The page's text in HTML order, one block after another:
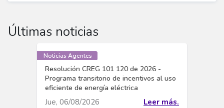
Últimas noticias
Noticias Agentes
Resolución CREG 101 120 de 2026 -
Programa transitorio de incentivos al uso
eficiente de energía eléctrica
Jue, 06/08/2026 Leer más.